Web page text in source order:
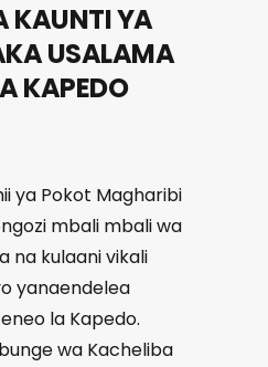
KAUNTI YA
USALAMA
KAPEDO
ya Pokot Magharibi
mbali mbali wa
na kulaani vikali
yanaendelea
la Kapedo.
wa Kacheliba